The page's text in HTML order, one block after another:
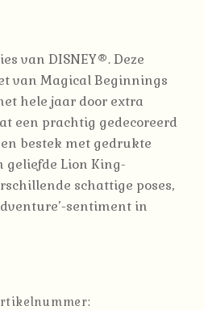
van DISNEY®.Deze
van Magical Beginnings
hele jaar door extra
een prachtig gedecoreerd
bestek met gedrukte
geliefde Lion King-
schattige poses,
sentiment in